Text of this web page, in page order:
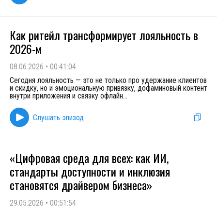
Как ритейл трансформирует лояльность в
2026-м
08.06.2026 • 00:41:04
Сегодня лояльность — это не только про удержание клиентов
и скидку, но и эмоциональную привязку, дофаминовый контент
внутри приложения и связку офлайн...
Слушать эпизод
«Цифровая среда для всех: как ИИ,
стандарты доступности и инклюзия
становятся драйвером бизнеса»
29.05.2026 • 00:51:54